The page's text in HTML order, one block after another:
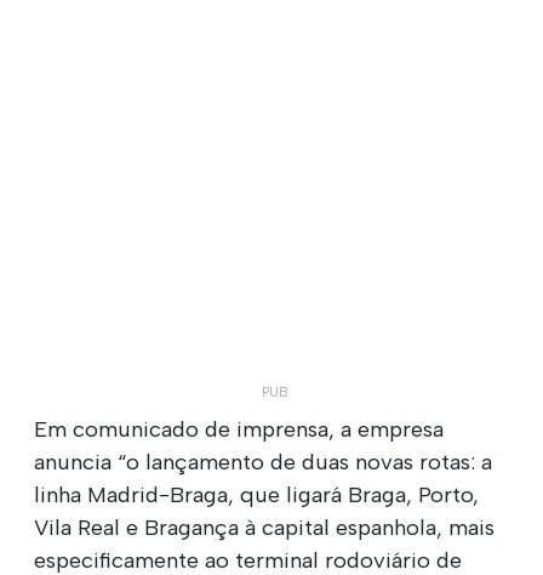
Em comunicado de imprensa, a empresa
anuncia “o lançamento de duas novas rotas: a
linha Madrid-Braga, que ligará Braga, Porto,
Vila Real e Bragança à capital espanhola, mais
especificamente ao terminal rodoviário de